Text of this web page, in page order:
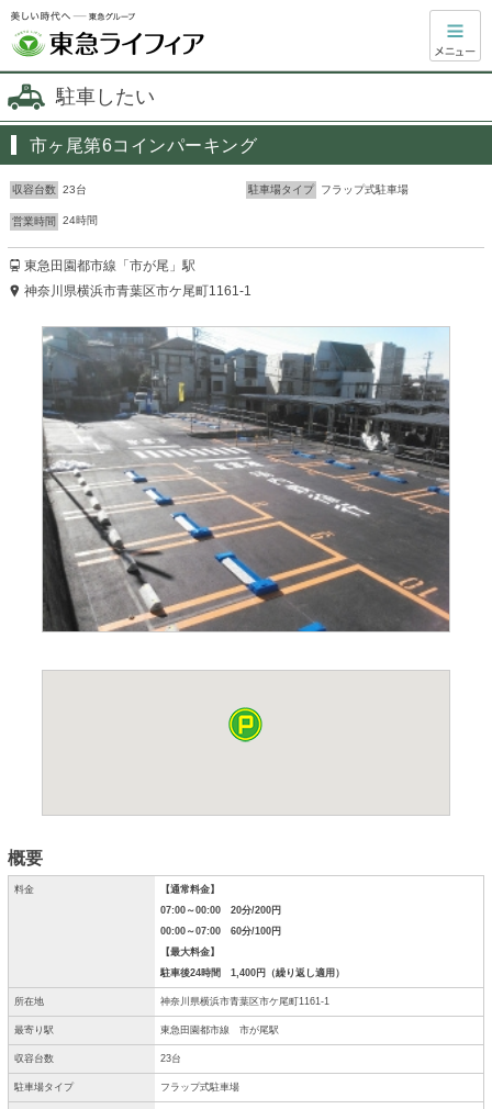
駐車したい
市ヶ尾第6コインパーキング
収容台数 23台 駐車場タイプ フラップ式駐車場
営業時間 24時間
東急田園都市線「市が尾」駅
神奈川県横浜市青葉区市ケ尾町1161-1
概要
料金
【通常料金】
07:00～00:00 20分/200円
00:00～07:00 60分/100円
【最大料金】
駐車後24時間 1,400円（繰り返し適用）
所在地 神奈川県横浜市青葉区市ケ尾町1161-1
最寄り駅 東急田園都市線 市が尾駅
収容台数 23台
駐車場タイプ フラップ式駐車場